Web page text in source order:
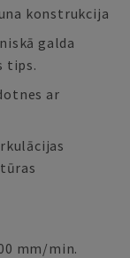
konstrukcija
galda
tips.
ar
mm/min.